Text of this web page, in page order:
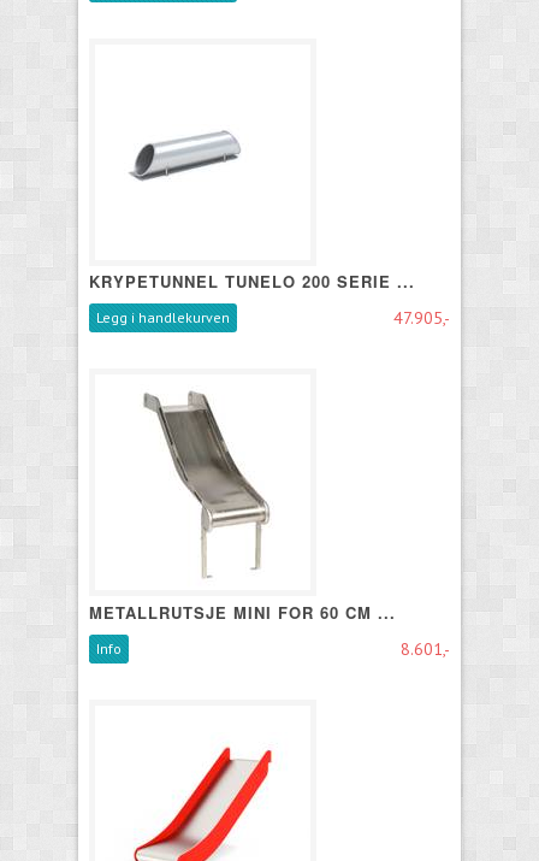
KRYPETUNNEL TUNELO 200 SERIE ...
47.905,-
Legg i handlekurven
METALLRUTSJE MINI FOR 60 CM ...
8.601,-
Info